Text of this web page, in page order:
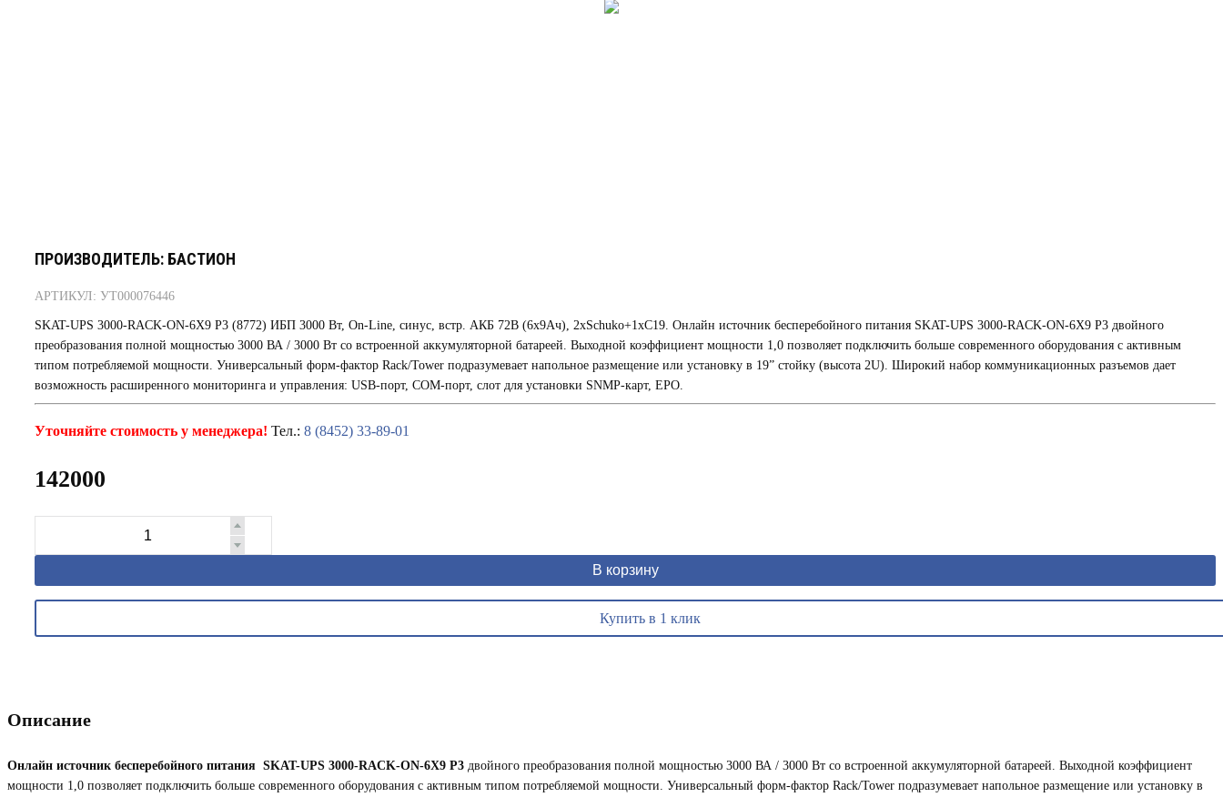
ПРОИЗВОДИТЕЛЬ: БАСТИОН
АРТИКУЛ: УТ000076446
SKAT-UPS 3000-RACK-ON-6X9 P3 (8772) ИБП 3000 Вт, On-Line, синус, встр. АКБ 72В (6x9Ач), 2хSchuko+1xC19. Онлайн источник бесперебойного питания SKAT-UPS 3000-RACK-ON-6X9 P3 двойного
преобразования полной мощностью 3000 ВА / 3000 Вт со встроенной аккумуляторной батареей. Выходной коэффициент мощности 1,0 позволяет подключить больше современного оборудования с активным
типом потребляемой мощности. Универсальный форм-фактор Rack/Tower подразумевает напольное размещение или установку в 19” стойку (высота 2U). Широкий набор коммуникационных разъемов дает
возможность расширенного мониторинга и управления: USB-порт, COM-порт, слот для установки SNMP-карт, EPO.
Уточняйте стоимость у менеджера! Тел.: 8 (8452) 33-89-01
142000
В корзину
Купить в 1 клик
Описание
Онлайн источник бесперебойного питания SKAT-UPS 3000-RACK-ON-6X9 P3 двойного преобразования полной мощностью 3000 ВА / 3000 Вт со встроенной аккумуляторной батареей. Выходной коэффициент
мощности 1,0 позволяет подключить больше современного оборудования с активным типом потребляемой мощности. Универсальный форм-фактор Rack/Tower подразумевает напольное размещение или установку в